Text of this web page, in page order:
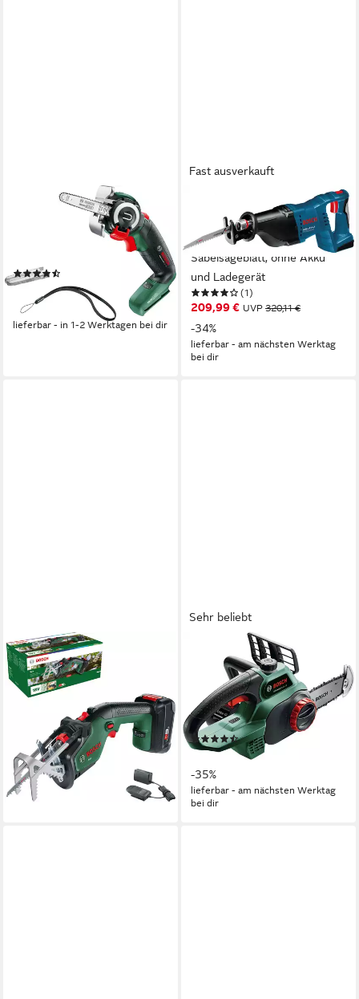
BOSCH HOME & GARDEN
Akku-Säge NanoBlade-Säge
AdvancedCut 18, 18 V, ohne
125,52 € UVP174,99 €
-28%
lieferbar - in 1-2 Werktagen bei dir
Fast ausverkauft
BOSCH PROFESSIONAL
Akku-Säbelsäge GSA 18V-LI,
mit L-BOXX 238 mit
Säbelsägeblatt, ohne Akku
und Ladegerät
(1)
209,99 € UVP 320,11 €
-34%
lieferbar - am nächsten Werktag
bei dir
BOSCH HOME & GARDEN
Akku-Säge Keo 18, Inkl. Akku
2 Ah und Ladegerät AL 18V-
UVP170,10 €
-28%
lieferbar - in 1-2 Werktagen bei dir
Sehr beliebt
BOSCH HOME & GARDEN
Akku-Kettensäge
UniversalChain 18 V, 20 cm
Schwertlänge, ohne Akku und
Ladegerät
(36)
99,99 € UVP152,99 €
-35%
lieferbar - am nächsten Werktag
bei dir